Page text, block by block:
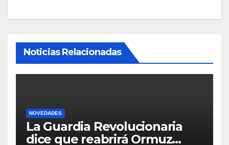
Noticias Relacionadas
NOVEDADES
La Guardia Revolucionaria
dice que reabrirá Ormuz